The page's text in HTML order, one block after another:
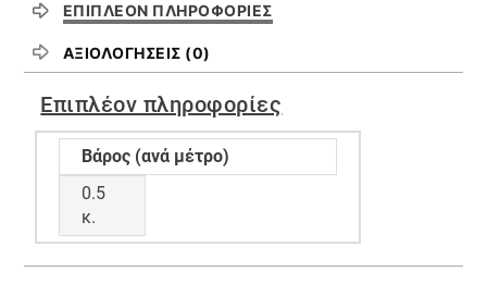
ΕΠΙΠΛΈΟΝ ΠΛΗΡΟΦΟΡΊΕΣ
ΑΞΙΟΛΟΓΉΣΕΙΣ (0)
Επιπλέον πληροφορίες
Βάρος (ανά μέτρο)
0.5
κ.